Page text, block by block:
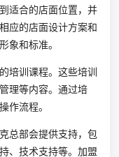
适合的店面位置，并
应的店面设计方案和
象和标准。
培训课程。这些培训
理等内容。通过培
作流程。
总部会提供支持，包
、技术支持等。加盟